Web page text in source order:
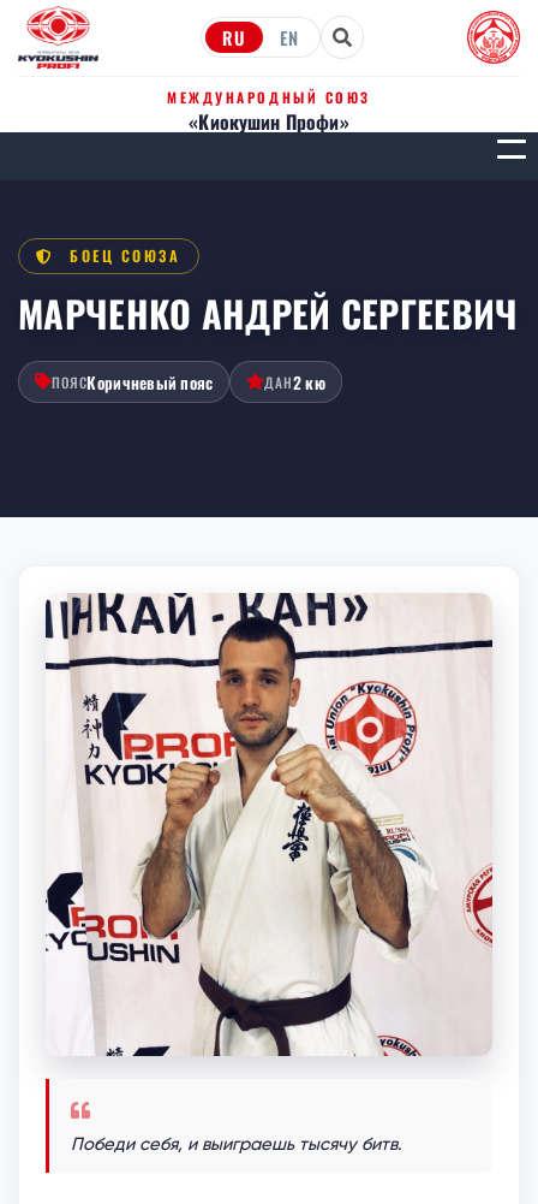
RU EN
МЕЖДУНАРОДНЫЙ СОЮЗ
«Киокушин Профи»
БОЕЦ СОЮЗА
МАРЧЕНКО АНДРЕЙ СЕРГЕЕВИЧ
ПОЯСКоричневый пояс ДАН2 кю
Победи себя, и выиграешь тысячу битв.